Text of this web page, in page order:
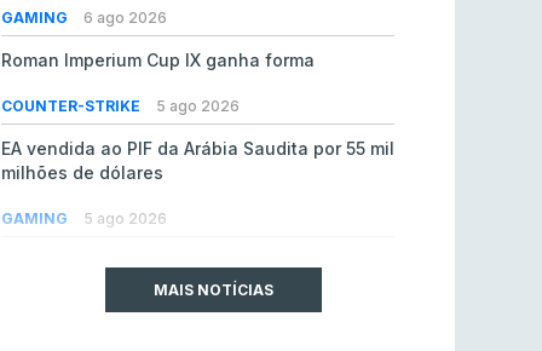
GAMING 6 ago 2026
Roman Imperium Cup IX ganha forma
COUNTER-STRIKE 5 ago 2026
EA vendida ao PIF da Arábia Saudita por 55 mil
milhões de dólares
GAMING 5 ago 2026
MAIS NOTÍCIAS